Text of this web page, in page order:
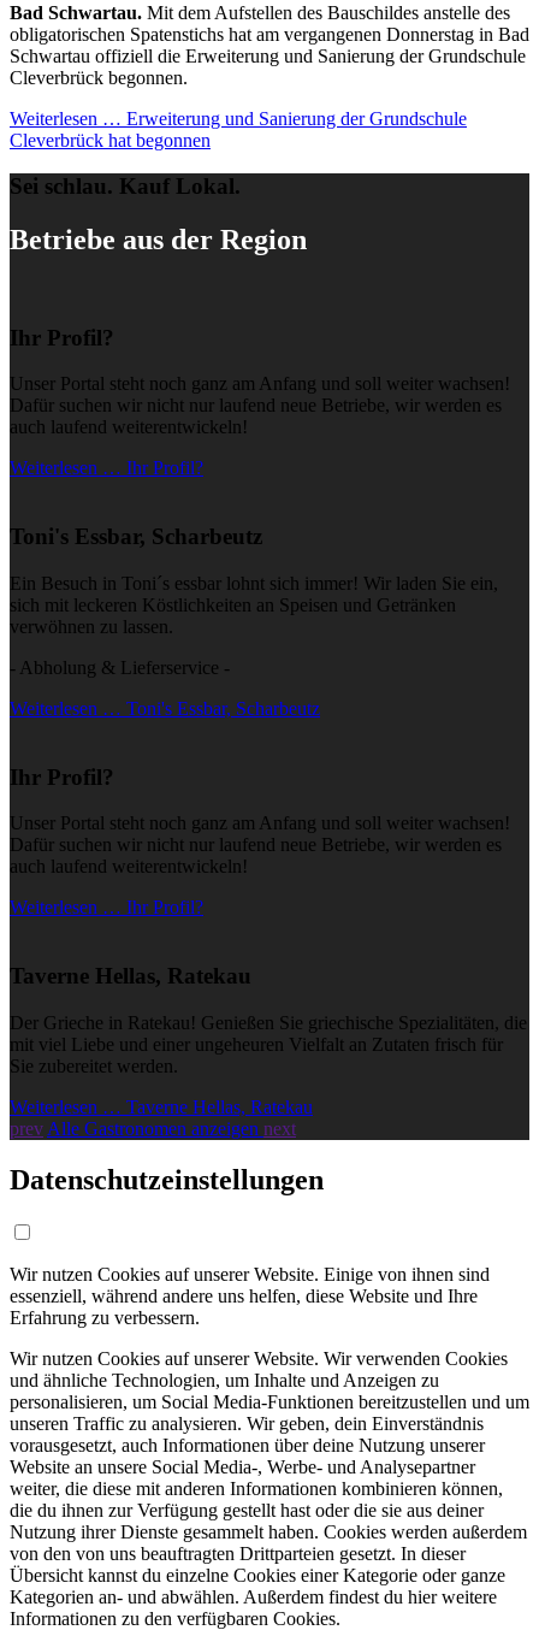
Bad Schwartau. Mit dem Aufstellen des Bauschildes anstelle des
obligatorischen Spatenstichs hat am vergangenen Donnerstag in Bad
Schwartau offiziell die Erweiterung und Sanierung der Grundschule
Cleverbrück begonnen.
Weiterlesen … Erweiterung und Sanierung der Grundschule
Cleverbrück hat begonnen
Sei schlau. Kauf Lokal.
Betriebe aus der Region
Ihr Profil?
Unser Portal steht noch ganz am Anfang und soll weiter wachsen!
Dafür suchen wir nicht nur laufend neue Betriebe, wir werden es
auch laufend weiterentwickeln!
Weiterlesen … Ihr Profil?
Toni's Essbar, Scharbeutz
Ein Besuch in Toni´s essbar lohnt sich immer! Wir laden Sie ein,
sich mit leckeren Köstlichkeiten an Speisen und Getränken
verwöhnen zu lassen.
- Abholung & Lieferservice -
Weiterlesen … Toni's Essbar, Scharbeutz
Ihr Profil?
Unser Portal steht noch ganz am Anfang und soll weiter wachsen!
Dafür suchen wir nicht nur laufend neue Betriebe, wir werden es
auch laufend weiterentwickeln!
Weiterlesen … Ihr Profil?
Taverne Hellas, Ratekau
Der Grieche in Ratekau! Genießen Sie griechische Spezialitäten, die
mit viel Liebe und einer ungeheuren Vielfalt an Zutaten frisch für
Sie zubereitet werden.
Weiterlesen … Taverne Hellas, Ratekau
prev Alle Gastronomen anzeigen next
Datenschutzeinstellungen
Wir nutzen Cookies auf unserer Website. Einige von ihnen sind
essenziell, während andere uns helfen, diese Website und Ihre
Erfahrung zu verbessern.
Wir nutzen Cookies auf unserer Website. Wir verwenden Cookies
und ähnliche Technologien, um Inhalte und Anzeigen zu
personalisieren, um Social Media-Funktionen bereitzustellen und um
unseren Traffic zu analysieren. Wir geben, dein Einverständnis
vorausgesetzt, auch Informationen über deine Nutzung unserer
Website an unsere Social Media-, Werbe- und Analysepartner
weiter, die diese mit anderen Informationen kombinieren können,
die du ihnen zur Verfügung gestellt hast oder die sie aus deiner
Nutzung ihrer Dienste gesammelt haben. Cookies werden außerdem
von den von uns beauftragten Drittparteien gesetzt. In dieser
Übersicht kannst du einzelne Cookies einer Kategorie oder ganze
Kategorien an- und abwählen. Außerdem findest du hier weitere
Informationen zu den verfügbaren Cookies.